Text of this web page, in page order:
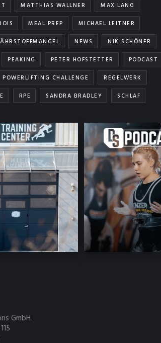
MATTHIAS WALLNER
MAX LANG
MEAL PREP
MICHAEL LEITNER
NEWS
NIK SCHÖNER
PEAKING PETER HOFSTETTER
PODCAST
POWERLIFTING CHALLENGE
REGELWERK
RPE SANDRA BRADLEY SCHLAF
GmbH